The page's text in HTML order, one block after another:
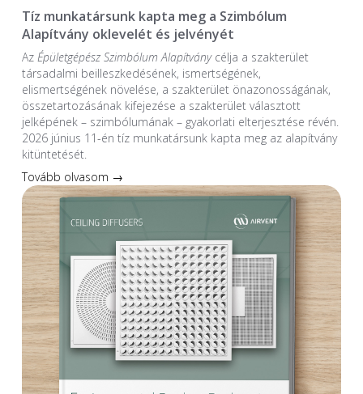
Tíz munkatársunk kapta meg a Szimbólum
Alapítvány oklevelét és jelvényét
Az Épületgépész Szimbólum Alapítványcélja a szakterület
társadalmi beilleszkedésének, ismertségének,
elismertségének növelése, a szakterület önazonosságának,
összetartozásának kifejezése a szakterület választott
jelképének – szimbólumának – gyakorlati elterjesztése révén.
2026 június 11-én tíz munkatársunk kapta meg az alapítvány
kitüntetését.
Tovább olvasom →